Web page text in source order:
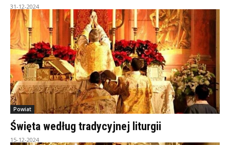
31-12-2024
Powiat
Święta według tradycyjnej liturgii
15-12-2024